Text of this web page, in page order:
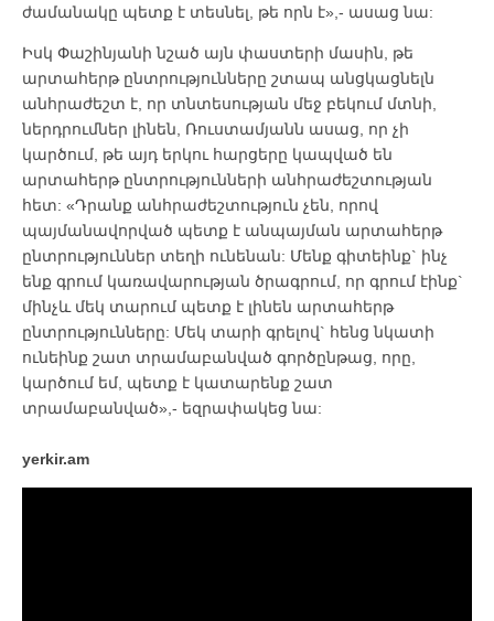
ժամանակը պետք է տեսնել, թե որն է»,- ասաց նա:
Իսկ Փաշինյանի նշած այն փաստերի մասին, թե
արտահերթ ընտրությունները շտապ անցկացնելն
անհրաժեշտ է, որ տնտեսության մեջ բեկում մտնի,
ներդրումներ լինեն, Ռուստամյանն ասաց, որ չի
կարծում, թե այդ երկու հարցերը կապված են
արտահերթ ընտրությունների անհրաժեշտության
հետ: «Դրանք անհրաժեշտություն չեն, որով
պայմանավորված պետք է անպայման արտահերթ
ընտրություններ տեղի ունենան: Մենք գիտեինք` ինչ
ենք գրում կառավարության ծրագրում, որ գրում էինք`
մինչև մեկ տարում պետք է լինեն արտահերթ
ընտրությունները: Մեկ տարի գրելով` հենց նկատի
ունեինք շատ տրամաբանված գործընթաց, որը,
կարծում եմ, պետք է կատարենք շատ
տրամաբանված»,- եզրափակեց նա:
yerkir.am